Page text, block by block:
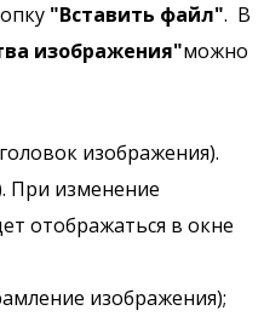
"Вставить файл". В
изображения"можно
изображения).
При изменение
отображаться в окне
изображения);